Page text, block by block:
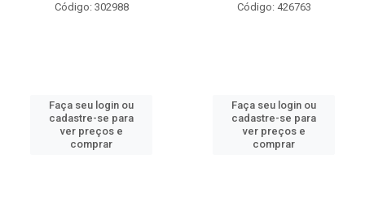
Código: 302988
Faça seu login ou
cadastre-se para
ver preços e
comprar
Código: 426763
Faça seu login ou
cadastre-se para
ver preços e
comprar